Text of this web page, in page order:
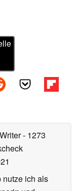
- 1273
nutze ich als